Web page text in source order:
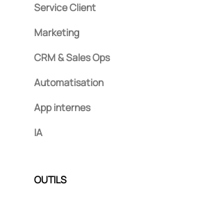
Service Client
Marketing
CRM & Sales Ops
Automatisation
App internes
IA
OUTILS